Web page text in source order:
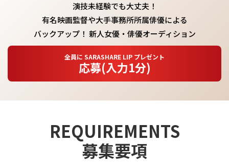
演技未経験でも大丈夫！
有名映画監督や大手事務所所属俳優による
バックアップ！ 新人女優・俳優オーディション
全員に SARASHARE LIP プレゼント
応募(入力1分)
REQUIREMENTS
募集要項